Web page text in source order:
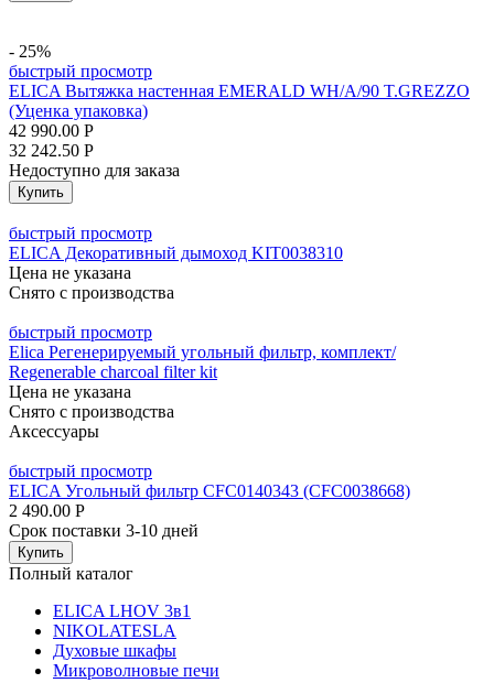
- 25%
быстрый просмотр
ELICA Вытяжка настенная EMERALD WH/A/90 T.GREZZO
(Уценка упаковка)
42 990.00 Р
32 242.50 Р
Недоступно для заказа
Купить
быстрый просмотр
ELICA Декоративный дымоход KIT0038310
Цена не указана
Снято с производства
быстрый просмотр
Elica Регенерируемый угольный фильтр, комплект/
Regenerable charcoal filter kit
Цена не указана
Снято с производства
Аксессуары
быстрый просмотр
ELICA Угольный фильтр CFC0140343 (CFC0038668)
2 490.00 Р
Срок поставки 3-10 дней
Купить
Полный каталог
ELICA LHOV 3в1
NIKOLATESLA
Духовые шкафы
Микроволновые печи